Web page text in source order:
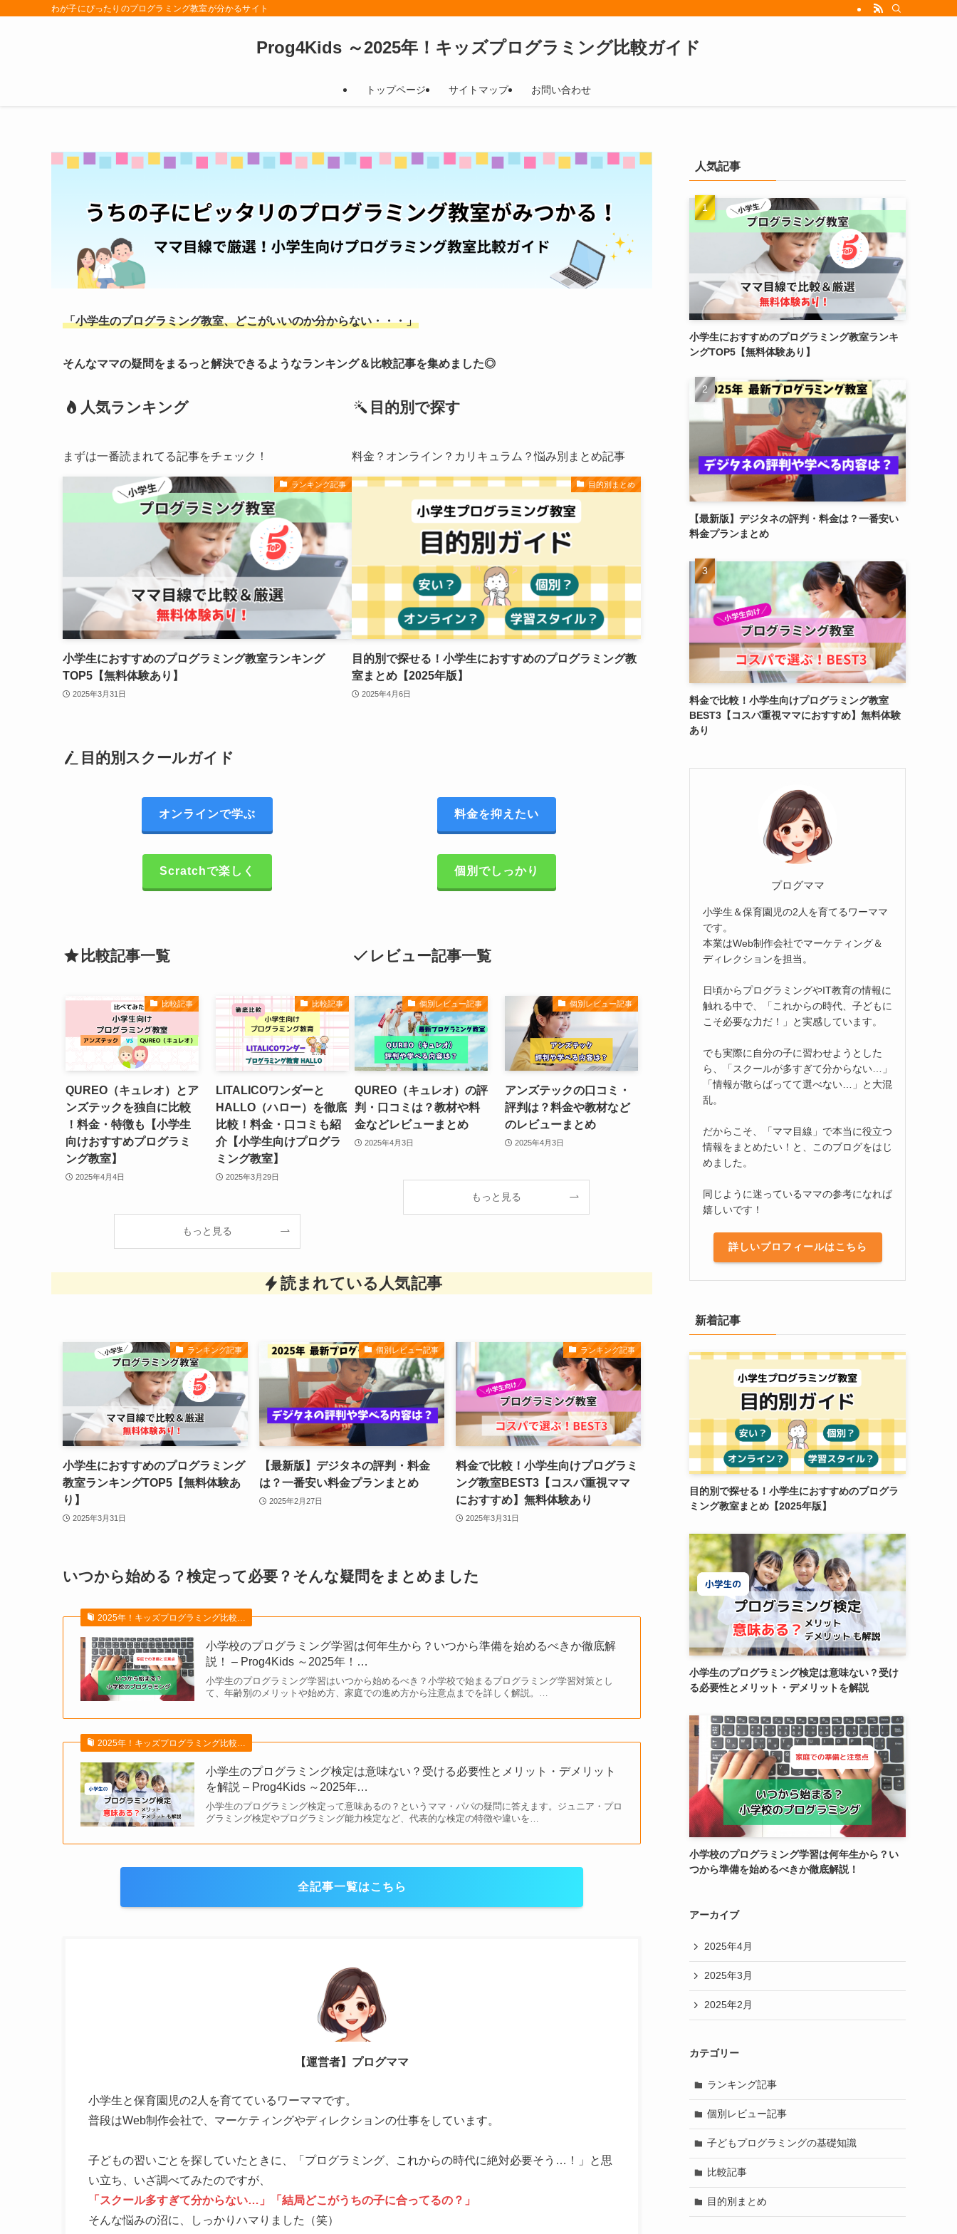
わが子にぴったりのプログラミング教室が分かるサイト
Prog4Kids ～2025年！キッズプログラミング比較ガイド
トップページ サイトマップ お問い合わせ
「小学生のプログラミング教室、どこがいいのか分からない・・・」
そんなママの疑問をまるっと解決できるようなランキング＆比較記事を集めました◎
人気ランキング
まずは一番読まれてる記事をチェック！
ランキング記事
小学生におすすめのプログラミング教室ランキング
TOP5【無料体験あり】
2025年3月31日
目的別で探す
料金？オンライン？カリキュラム？悩み別まとめ記事
目的別まとめ
目的別で探せる！小学生におすすめのプログラミング教
室まとめ【2025年版】
2025年4月6日
目的別スクールガイド
オンラインで学ぶ 料金を抑えたい
Scratchで楽しく 個別でしっかり
比較記事一覧
比較記事
QUREO（キュレオ）とア
ンズテックを独自に比較
！料金・特徴も【小学生
向けおすすめプログラミ
ング教室】
2025年4月4日
比較記事
LITALICOワンダーと
HALLO（ハロー）を徹底
比較！料金・口コミも紹
介【小学生向けプログラ
ミング教室】
2025年3月29日
もっと見る
レビュー記事一覧
個別レビュー記事
QUREO（キュレオ）の評
判・口コミは？教材や料
金などレビューまとめ
2025年4月3日
個別レビュー記事
アンズテックの口コミ・
評判は？料金や教材など
のレビューまとめ
2025年4月3日
もっと見る
読まれている人気記事
ランキング記事
小学生におすすめのプログラミング
教室ランキングTOP5【無料体験あ
り】
2025年3月31日
個別レビュー記事
【最新版】デジタネの評判・料金
は？一番安い料金プランまとめ
2025年2月27日
ランキング記事
料金で比較！小学生向けプログラミ
ング教室BEST3【コスパ重視ママ
におすすめ】無料体験あり
2025年3月31日
いつから始める？検定って必要？そんな疑問をまとめました
2025年！キッズプログラミング比較…
小学校のプログラミング学習は何年生から？いつから準備を始めるべきか徹底解
説！ – Prog4Kids ～2025年！…
小学生のプログラミング学習はいつから始めるべき？小学校で始まるプログラミング学習対策とし
て、年齢別のメリットや始め方、家庭での進め方から注意点までを詳しく解説。…
2025年！キッズプログラミング比較…
小学生のプログラミング検定は意味ない？受ける必要性とメリット・デメリット
を解説 – Prog4Kids ～2025年…
小学生のプログラミング検定って意味あるの？というママ・パパの疑問に答えます。ジュニア・プロ
グラミング検定やプログラミング能力検定など、代表的な検定の特徴や違いを…
全記事一覧はこちら
【運営者】プログママ
小学生と保育園児の2人を育てているワーママです。
普段はWeb制作会社で、マーケティングやディレクションの仕事をしています。
子どもの習いごとを探していたときに、「プログラミング、これからの時代に絶対必要そう…！」と思
い立ち、いざ調べてみたのですが、
「スクール多すぎて分からない…」「結局どこがうちの子に合ってるの？」
そんな悩みの沼に、しっかりハマりました（笑）
人気記事
小学生におすすめのプログラミング教室ランキ
ングTOP5【無料体験あり】
【最新版】デジタネの評判・料金は？一番安い
料金プランまとめ
料金で比較！小学生向けプログラミング教室
BEST3【コスパ重視ママにおすすめ】無料体験
あり
プログママ
小学生＆保育園児の2人を育てるワーママ
です。
本業はWeb制作会社でマーケティング＆
ディレクションを担当。
日頃からプログラミングやIT教育の情報に
触れる中で、「これからの時代、子どもに
こそ必要な力だ！」と実感しています。
でも実際に自分の子に習わせようとした
ら、「スクールが多すぎて分からない…」
「情報が散らばってて選べない…」と大混
乱。
だからこそ、「ママ目線」で本当に役立つ
情報をまとめたい！と、このブログをはじ
めました。
同じように迷っているママの参考になれば
嬉しいです！
詳しいプロフィールはこちら
新着記事
目的別で探せる！小学生におすすめのプログラ
ミング教室まとめ【2025年版】
小学生のプログラミング検定は意味ない？受け
る必要性とメリット・デメリットを解説
小学校のプログラミング学習は何年生から？い
つから準備を始めるべきか徹底解説！
アーカイブ
2025年4月
2025年3月
2025年2月
カテゴリー
ランキング記事
個別レビュー記事
子どもプログラミングの基礎知識
比較記事
目的別まとめ